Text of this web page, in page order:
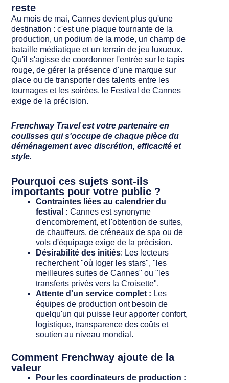
reste
Au mois de mai, Cannes devient plus qu'une
destination : c'est une plaque tournante de la
production, un podium de la mode, un champ de
bataille médiatique et un terrain de jeu luxueux.
Qu'il s'agisse de coordonner l'entrée sur le tapis
rouge, de gérer la présence d'une marque sur
place ou de transporter des talents entre les
tournages et les soirées, le Festival de Cannes
exige de la précision.
Frenchway Travel est votre partenaire en
coulisses qui s'occupe de chaque pièce du
déménagement avec discrétion, efficacité et
style.
Pourquoi ces sujets sont-ils
importants pour votre public ?
Contraintes liées au calendrier du
festival : Cannes est synonyme
d'encombrement, et l'obtention de suites,
de chauffeurs, de créneaux de spa ou de
vols d'équipage exige de la précision.
Désirabilité des initiés: Les lecteurs
recherchent "où loger les stars", "les
meilleures suites de Cannes" ou "les
transferts privés vers la Croisette".
Attente d'un service complet : Les
équipes de production ont besoin de
quelqu'un qui puisse leur apporter confort,
logistique, transparence des coûts et
soutien au niveau mondial.
Comment Frenchway ajoute de la
valeur
Pour les coordinateurs de production :